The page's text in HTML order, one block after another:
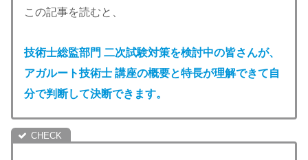
この記事を読むと、
技術士総監部門 二次試験対策を検討中の皆さんが、
アガルート技術士 講座の概要と特長が理解できて自
分で判断して決断できます。